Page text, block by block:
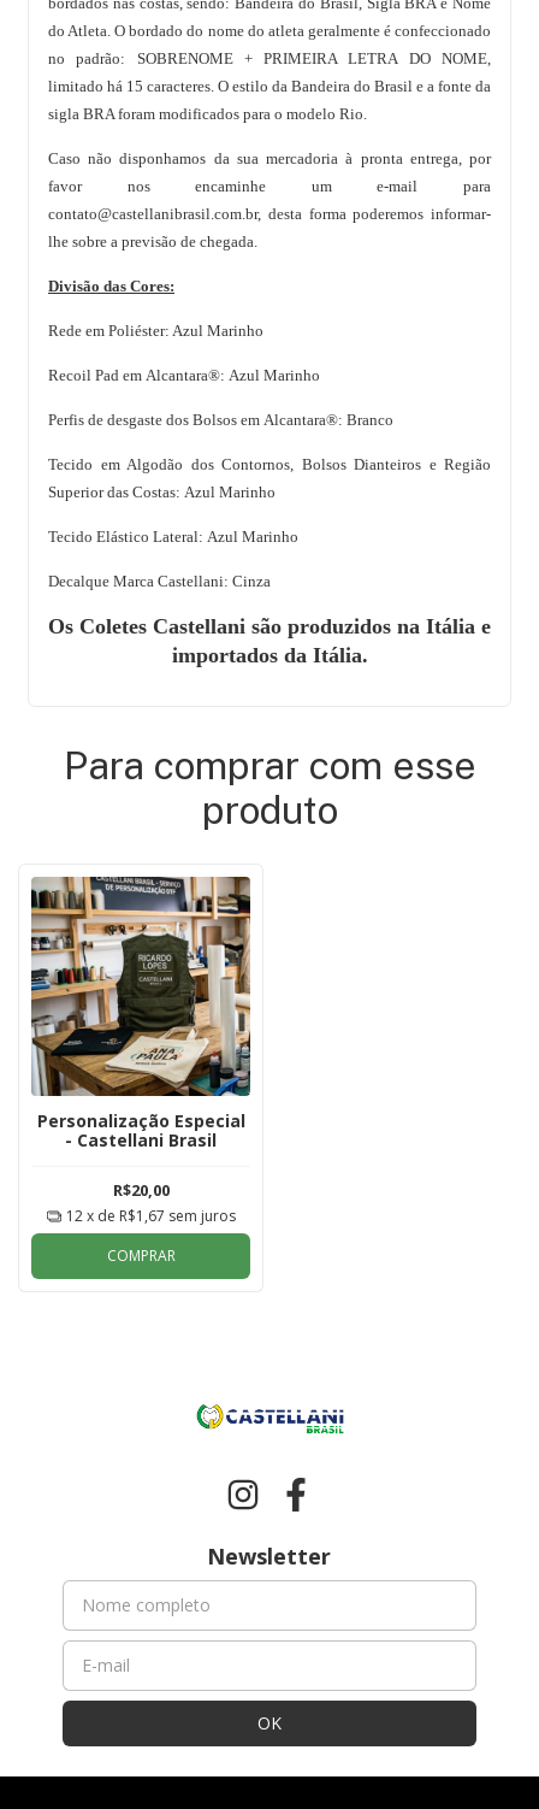
do Atleta. O bordado do nome do atleta geralmente é confeccionado
no padrão: SOBRENOME + PRIMEIRA LETRA DO NOME,
limitado há 15 caracteres. O estilo da Bandeira do Brasil e a fonte da
sigla BRA foram modificados para o modelo Rio.
Caso não disponhamos da sua mercadoria à pronta entrega, por
favor nos encaminhe um e-mail para
contato@castellanibrasil.com.br, desta forma poderemos informar-
lhe sobre a previsão de chegada.
Divisão das Cores:
Rede em Poliéster: Azul Marinho
Recoil Pad em Alcantara®: Azul Marinho
Perfis de desgaste dos Bolsos em Alcantara®: Branco
Tecido em Algodão dos Contornos, Bolsos Dianteiros e Região
Superior das Costas: Azul Marinho
Tecido Elástico Lateral: Azul Marinho
Decalque Marca Castellani: Cinza
Os Coletes Castellani são produzidos na Itália e
importados da Itália.
Para comprar com esse
produto
Personalização Especial
- Castellani Brasil
R$20,00
12 x de R$1,67 sem juros
COMPRAR
Newsletter